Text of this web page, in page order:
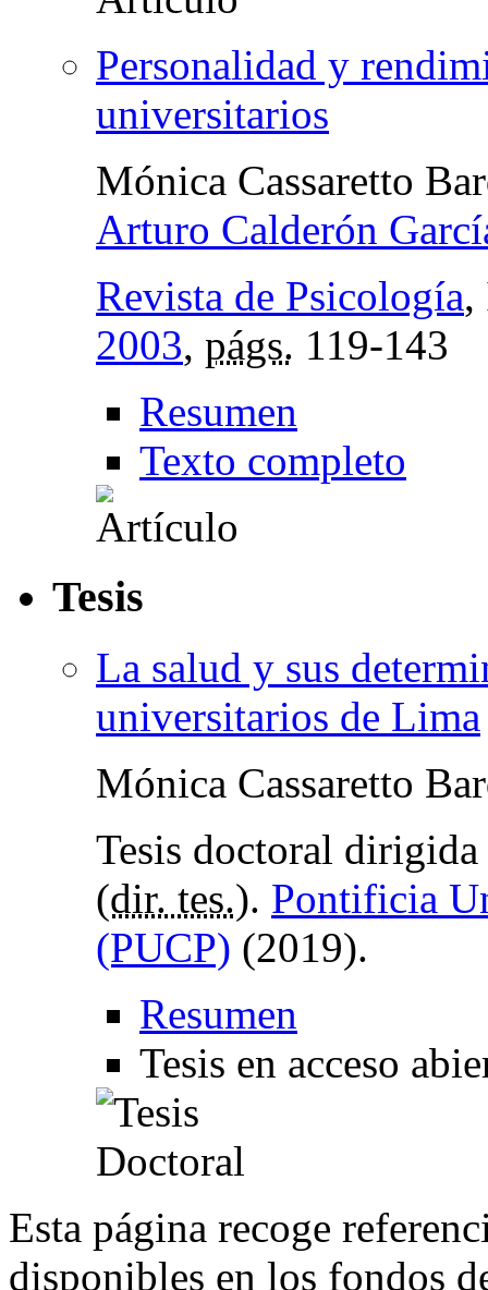
Personalidad y
universitarios
Mónica Cassaretto
Arturo Calderón
Revista de Psicología,
2003, págs. 119-143
Resumen
Texto completo
Tesis
La salud y sus
universitarios de Lima
Mónica Cassaretto
Tesis doctoral
(dir. tes.). Pontificia
(PUCP) (2019).
Resumen
Tesis en acceso
Esta página recoge
disponibles en los fondos